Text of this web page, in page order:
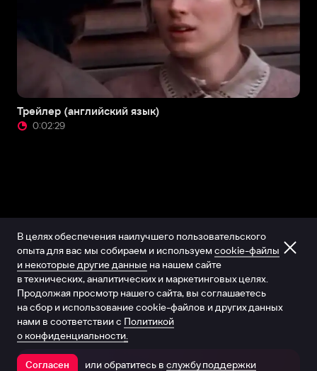
Трейлер (английский язык)
0:02:29
Открыть в приложении
В целях обеспечения наилучшего пользовательского
опыта для вас мы собираем и используем cookie-файлы
и некоторые другие данные на нашем сайте
в технических, аналитических и маркетинговых целях.
Продолжая просмотр нашего сайта, вы соглашаетесь
на сбор и использование cookie-файлов и других данных
нами в соответствии с Политикой
о конфиденциальности.
Согласен или обратитесь в службу поддержки